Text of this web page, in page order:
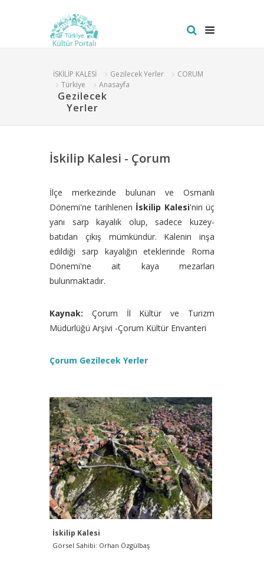
İSKİLİP KALESİ Gezilecek Yerler
CORUM
Türkiye
Anasayfa
Gezilecek
Yerler
İskilip Kalesi - Çorum
İlçe merkezinde bulunan ve Osmanlı
Dönemi'ne tarihlenen İskilip Kalesi'nin üç
yanı sarp kayalık olup, sadece kuzey-
batıdan çıkış mümkündür. Kalenin inşa
edildiği sarp kayalığın eteklerinde Roma
Dönemi'ne ait kaya mezarları
bulunmaktadır.
Kaynak: Çorum İl Kültür ve Turizm
Müdürlüğü Arşivi -Çorum Kültür Envanteri
Çorum Gezilecek Yerler
İskilip Kalesi
Görsel Sahibi: Orhan Özgülbaş